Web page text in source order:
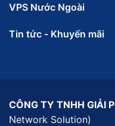
VPS Nước Ngoài
Tin tức - Khuyến mãi
CÔNG TY TNHH GIẢI
Network Solution)